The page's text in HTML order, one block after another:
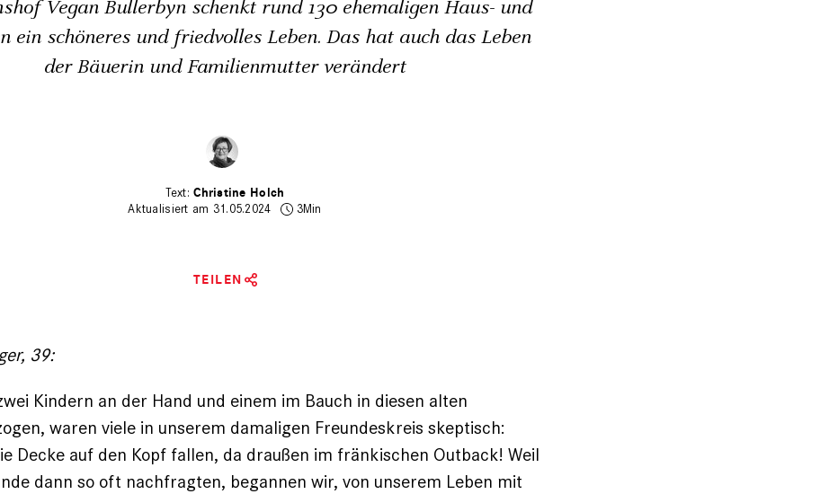
Vegan Bullerbyn schenkt rund 130 ehemaligen Haus- und
ein schöneres und friedvolles Leben. Das hat auch das Leben
der Bäuerin und Familienmutter verändert
Christine Holch
Aktualisiert am 31.05.2024
3Min
TEILEN
39:
Kindern an der Hand und einem im Bauch in diesen alten
waren viele in unserem da­maligen Freundeskreis skeptisch:
Decke auf den Kopf fallen, da draußen im fränkischen Outback! Weil
dann so oft nachfragten, begannen wir, von unse­rem Leben mit